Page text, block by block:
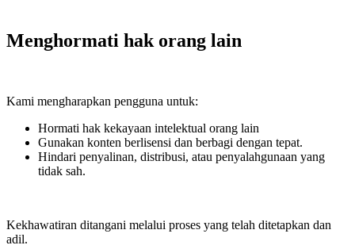
Menghormati hak orang lain
Kami mengharapkan pengguna untuk:
Hormati hak kekayaan intelektual orang lain
Gunakan konten berlisensi dan berbagi dengan tepat.
Hindari penyalinan, distribusi, atau penyalahgunaan yang
tidak sah.
Kekhawatiran ditangani melalui proses yang telah ditetapkan dan
adil.